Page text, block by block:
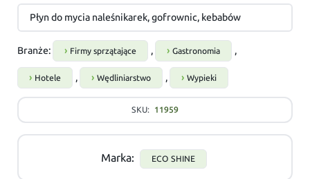
Płyn do mycia naleśnikarek, gofrownic, kebabów
Branże: Firmy sprzątające , Gastronomia ,
Hotele , Wędliniarstwo , Wypieki
SKU: 11959
Marka: ECO SHINE